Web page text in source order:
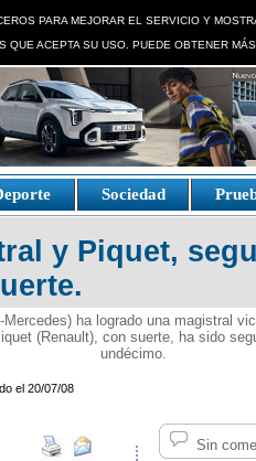
PARA MEJORAR EL SERVICIO Y
QUE ACEPTA SU USO. PUEDE OBTENER
Sociedad
y Piquet,
ha logrado una magistral
(Renault), con suerte, ha sido
undécimo.
el 20/07/08
Sin